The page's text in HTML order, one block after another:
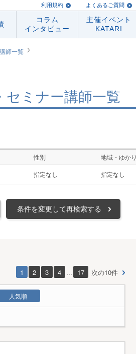
利用規約 よくあるご質問
コラム
インタビュー
主催イベント
KATARI
師一覧
セミナー講師一覧
性別 地域・ゆかり
指定なし 指定なし
条件を変更して再検索する
1 2 3 4 ... 17 次の10件
人気順